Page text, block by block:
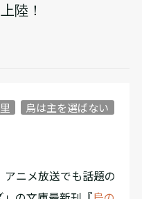
陸！
烏は主を選ばない
ニメ放送でも話題の